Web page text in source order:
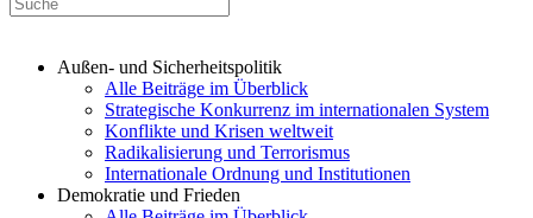
Außen- und Sicherheitspolitik
Alle Beiträge im Überblick
Strategische Konkurrenz im internationalen System
Konflikte und Krisen weltweit
Radikalisierung und Terrorismus
Internationale Ordnung und Institutionen
Demokratie und Frieden